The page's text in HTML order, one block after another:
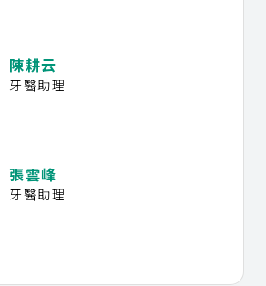
陳耕云
牙醫助理
張雲峰
牙醫助理